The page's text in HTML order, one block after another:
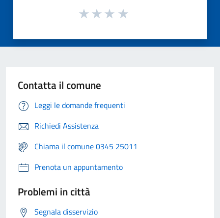
Contatta il comune
Leggi le domande frequenti
Richiedi Assistenza
Chiama il comune 0345 25011
Prenota un appuntamento
Problemi in città
Segnala disservizio